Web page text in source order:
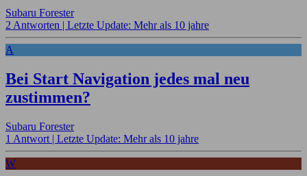
Subaru Forester
2 Antworten | Letzte Update: Mehr als 10 jahre
A
Bei Start Navigation jedes mal neu
zustimmen?
Subaru Forester
1 Antwort | Letzte Update: Mehr als 10 jahre
W